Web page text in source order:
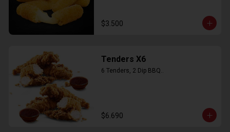
$3.500
Tenders X6
6 Tenders, 2 Dip BBQ..
$6.690